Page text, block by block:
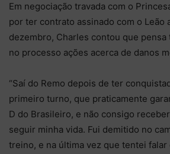
Em negociação travada com o
por ter contrato assinado com o Leão
dezembro, Charles contou que
no processo ações acerca de danos
“Saí do Remo depois de ter
primeiro turno, que praticamente
D do Brasileiro, e não consigo
seguir minha vida. Fui demitido no
treino, e na última vez que tentei